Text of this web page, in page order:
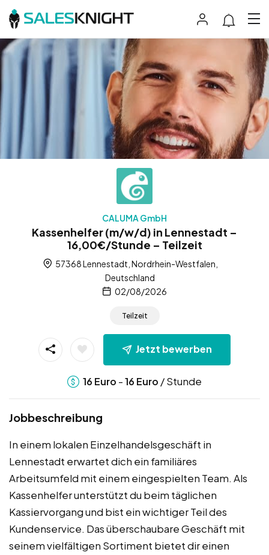
CALUMA GmbH
Kassenhelfer (m/w/d) in Lennestadt –
16,00€/Stunde – Teilzeit
57368 Lennestadt, Nordrhein-Westfalen,
Deutschland
02/08/2026
Teilzeit
Jetzt bewerben
16 Euro -16 Euro / Stunde
Jobbeschreibung
In einem lokalen Einzelhandelsgeschäft in
Lennestadt erwartet dich ein familiäres
Arbeitsumfeld mit einem eingespielten Team. Als
Kassenhelfer unterstützt du beim täglichen
Kassiervorgang und bist ein wichtiger Teil des
Kundenservice. Das überschaubare Geschäft mit
seinem vielfältigen Sortiment bietet dir einen